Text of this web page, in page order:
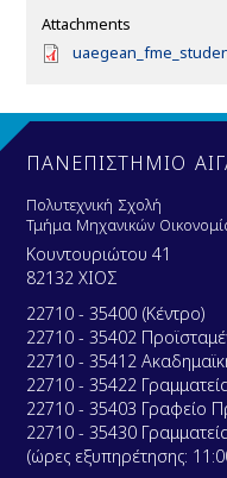
Attachments
D
u
e
n
t
ΠΑΝΕΠΙΣΤΗΜΙΟ
Πολυτεχνική Σχολή
Τμήμα Μηχανικών
Κουντουριώτου 41
82132 ΧΙΟΣ
22710 - 35400 (Κέντρο)
22710 - 35402
22710 - 35412
22710 - 35422
22710 - 35403 Γραφείο
22710 - 35430
(ώρες εξυπηρέτησης: